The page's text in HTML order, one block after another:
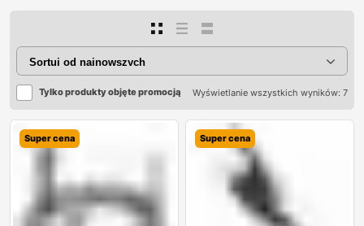
Tylko produkty objęte promocją Wyświetlanie wszystkich wyników: 7
Super cena Super cena